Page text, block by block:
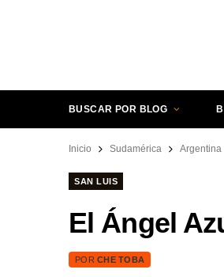
BUSCAR POR BLOG
Inicio Sudamérica Argentina
SAN LUIS
El Ángel
POR CHE TOBA